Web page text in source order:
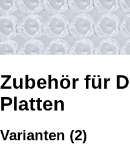
Zubehör für
Platten
Varianten (2)